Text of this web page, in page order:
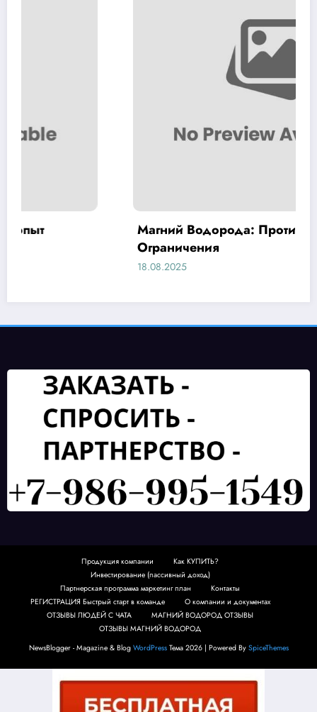
Магний Водорода: Противопоказания и
Продукция компании
Как КУПИТЬ?
Инвестирование (пассивный доход)
Партнерская программа маркетинг план
Контакты
РЕГИСТРАЦИЯ Быстрый старт в команде
О компании и документах
ОТЗЫВЫ ЛЮДЕЙ С ЧАТА
МАГНИЙ ВОДОРОД ОТЗЫВЫ
ОТЗЫВЫ МАГНИЙ ВОДОРОД
NewsBlogger - Magazine & Blog WordPressТема 2026 | Powered By SpiceThemes